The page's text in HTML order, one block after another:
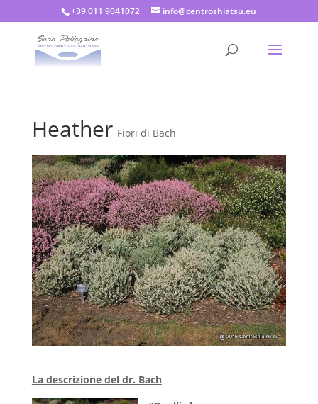
+39 011 9041072 info@centroshiatsu.eu
Heather Fiori di Bach
La descrizione del dr. Bach